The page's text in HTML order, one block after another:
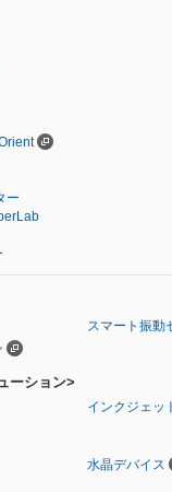
ー
スマート振動
ーション>
インクジェッ
水晶デバイス